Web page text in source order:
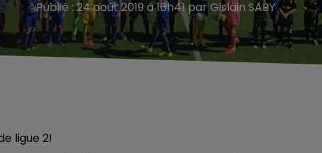
Publié : 24 août 2019 à 16h41 par Gislain SABY
ligue 2!